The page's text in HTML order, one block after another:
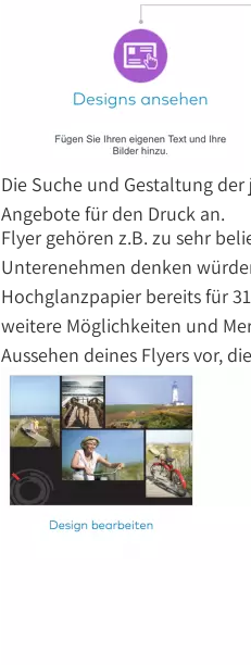
Die Suche und Gestaltung
Angebote für den Druck an.
Flyer gehören z.B. zu sehr
Unterenehmen denken
Hochglanzpapier bereits für
weitere Möglichkeiten und
Aussehen deines Flyers vor,